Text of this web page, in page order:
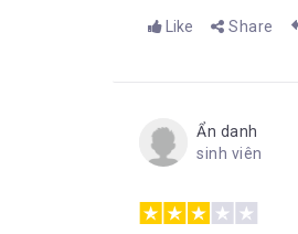
Like Share
Ẩn danh
sinh viên